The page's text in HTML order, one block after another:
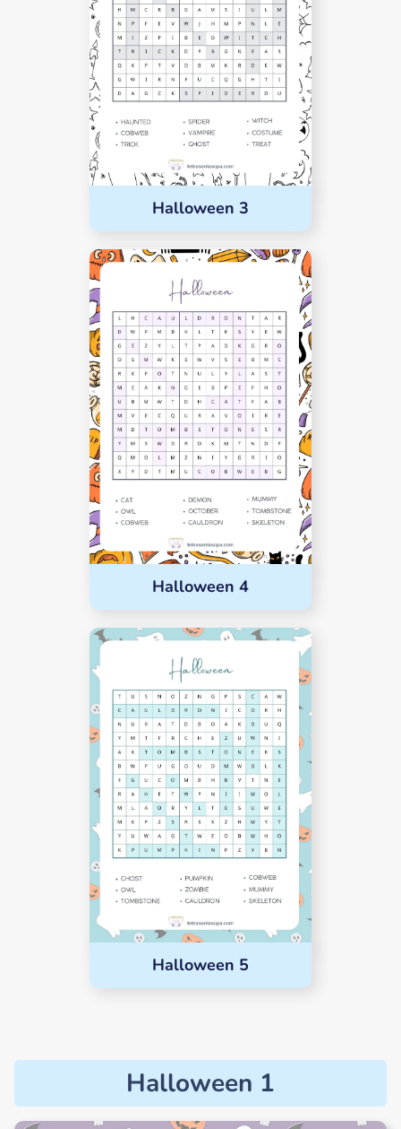
Halloween 3
Halloween 4
Halloween 5
Halloween 1